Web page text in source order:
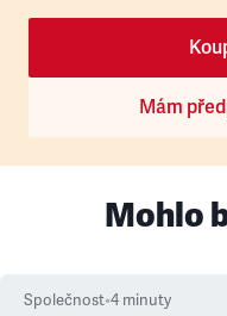
Mám
Mohlo
Společnost•4 minuty